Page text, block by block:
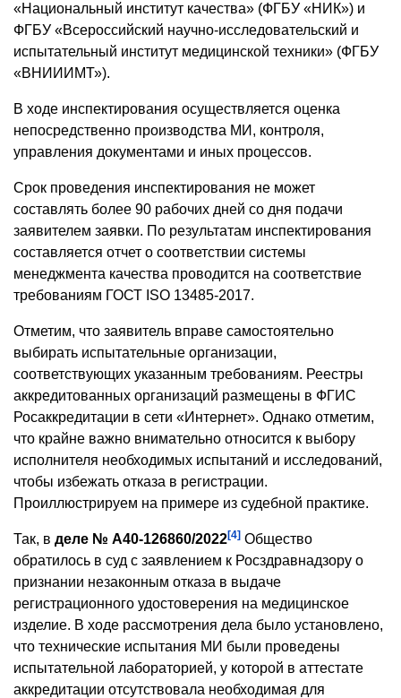
«Национальный институт качества» (ФГБУ «НИК») и
ФГБУ «Всероссийский научно-исследовательский и
испытательный институт медицинской техники» (ФГБУ
«ВНИИИМТ»).
В ходе инспектирования осуществляется оценка
непосредственно производства МИ, контроля,
управления документами и иных процессов.
Срок проведения инспектирования не может
составлять более 90 рабочих дней со дня подачи
заявителем заявки. По результатам инспектирования
составляется отчет о соответствии системы
менеджмента качества проводится на соответствие
требованиям ГОСТ ISO 13485-2017.
Отметим, что заявитель вправе самостоятельно
выбирать испытательные организации,
соответствующих указанным требованиям. Реестры
аккредитованных организаций размещены в ФГИС
Росаккредитации в сети «Интернет». Однако отметим,
что крайне важно внимательно относится к выбору
исполнителя необходимых испытаний и исследований,
чтобы избежать отказа в регистрации.
Проиллюстрируем на примере из судебной практике.
Так, в деле № А40-126860/2022[4] Общество
обратилось в суд с заявлением к Росздравнадзору о
признании незаконным отказа в выдаче
регистрационного удостоверения на медицинское
изделие. В ходе рассмотрения дела было установлено,
что технические испытания МИ были проведены
испытательной лабораторией, у которой в аттестате
аккредитации отсутствовала необходимая для